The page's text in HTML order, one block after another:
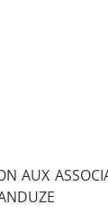
AUX